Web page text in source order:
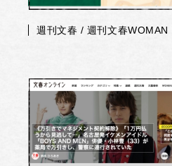
週刊文春 / 週刊文春WOMAN